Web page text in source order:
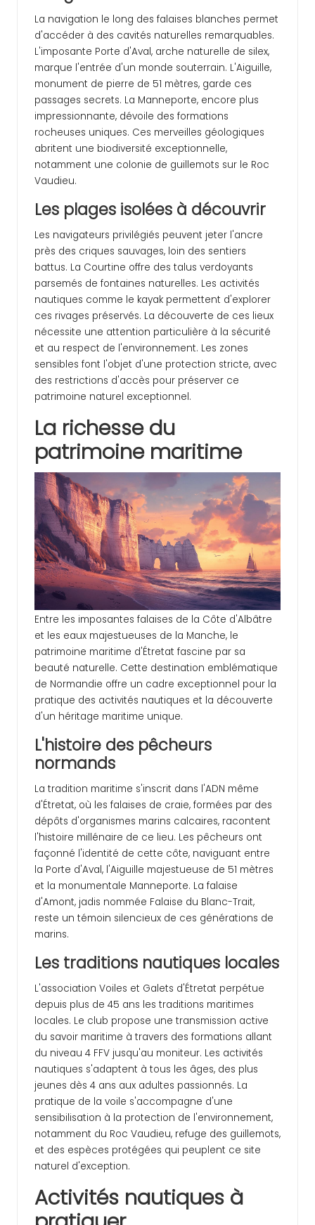
La navigation le long des falaises blanches permet
d'accéder à des cavités naturelles remarquables.
L'imposante Porte d'Aval, arche naturelle de silex,
marque l'entrée d'un monde souterrain. L'Aiguille,
monument de pierre de 51 mètres, garde ces
passages secrets. La Manneporte, encore plus
impressionnante, dévoile des formations
rocheuses uniques. Ces merveilles géologiques
abritent une biodiversité exceptionnelle,
notamment une colonie de guillemots sur le Roc
Vaudieu.
Les plages isolées à découvrir
Les navigateurs privilégiés peuvent jeter l'ancre
près des criques sauvages, loin des sentiers
battus. La Courtine offre des talus verdoyants
parsemés de fontaines naturelles. Les activités
nautiques comme le kayak permettent d'explorer
ces rivages préservés. La découverte de ces lieux
nécessite une attention particulière à la sécurité
et au respect de l'environnement. Les zones
sensibles font l'objet d'une protection stricte, avec
des restrictions d'accès pour préserver ce
patrimoine naturel exceptionnel.
La richesse du
patrimoine maritime
Entre les imposantes falaises de la Côte d'Albâtre
et les eaux majestueuses de la Manche, le
patrimoine maritime d'Étretat fascine par sa
beauté naturelle. Cette destination emblématique
de Normandie offre un cadre exceptionnel pour la
pratique des activités nautiques et la découverte
d'un héritage maritime unique.
L'histoire des pêcheurs
normands
La tradition maritime s'inscrit dans l'ADN même
d'Étretat, où les falaises de craie, formées par des
dépôts d'organismes marins calcaires, racontent
l'histoire millénaire de ce lieu. Les pêcheurs ont
façonné l'identité de cette côte, naviguant entre
la Porte d'Aval, l'Aiguille majestueuse de 51 mètres
et la monumentale Manneporte. La falaise
d'Amont, jadis nommée Falaise du Blanc-Trait,
reste un témoin silencieux de ces générations de
marins.
Les traditions nautiques locales
L'association Voiles et Galets d'Étretat perpétue
depuis plus de 45 ans les traditions maritimes
locales. Le club propose une transmission active
du savoir maritime à travers des formations allant
du niveau 4 FFV jusqu'au moniteur. Les activités
nautiques s'adaptent à tous les âges, des plus
jeunes dès 4 ans aux adultes passionnés. La
pratique de la voile s'accompagne d'une
sensibilisation à la protection de l'environnement,
notamment du Roc Vaudieu, refuge des guillemots,
et des espèces protégées qui peuplent ce site
naturel d'exception.
Activités nautiques à